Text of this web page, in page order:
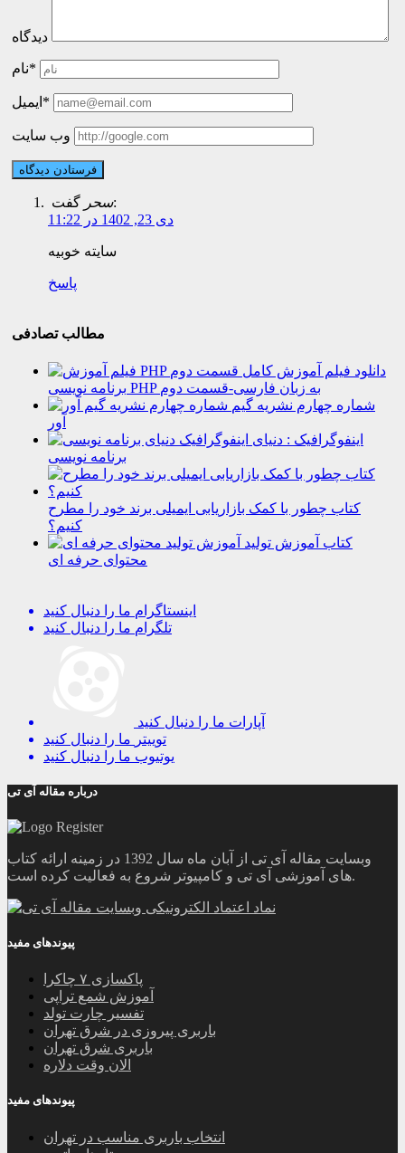
دیدگاه
نام*
ایمیل*
وب سایت
سحرگفت:
دی 23, 1402 در 11:22
سایته خوبیه
پاسخ
مطالب تصادفی
دانلود فیلم آموزش کامل
برنامه نویسی PHP به زبان فارسی-قسمت دوم
شماره چهارم نشریه گیم
آور
اینفوگرافیک : دنیای
برنامه نویسی
کتاب چطور با کمک بازاریابی ایمیلی برند خود را مطرح
کنیم؟
کتاب آموزش تولید
محتوای حرفه ای
اینستاگرام ما را دنبال کنید
تلگرام ما را دنبال کنید
آپارات ما را دنبال کنید
توییتر ما را دنبال کنید
یوتیوب ما را دنبال کنید
درباره مقاله آی تی
وبسایت مقاله آی تی از آبان ماه سال 1392 در زمینه ارائه کتاب
های آموزشی آی تی و کامپیوتر شروع به فعالیت کرده است.
پیوندهای مفید
پاکسازی ۷ چاکرا
آموزش شمع تراپی
تفسیر چارت تولد
باربری پیروزی در شرق تهران
باربری شرق تهران
الان وقت دلاره
پیوندهای مفید
انتخاب باربری مناسب در تهران